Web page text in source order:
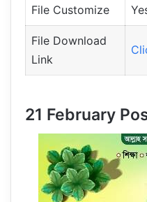
File Customize
File Download
Link
21 February